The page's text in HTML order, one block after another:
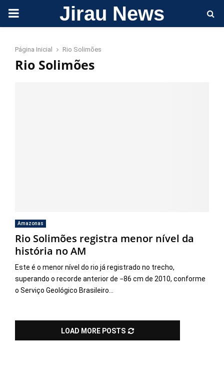
PRIMARY Jirau News
Página Inicial Rio Solimões
Rio Solimões
Amazonas
Rio Solimões registra menor nível da
história no AM
Este é o menor nível do rio já registrado no trecho,
superando o recorde anterior de −86 cm de 2010, conforme
o Serviço Geológico Brasileiro...
LOAD MORE POSTS